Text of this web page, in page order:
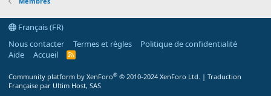
Français (FR)
Nous contacter
Termes et règles
Politique de confidentialité
Aide
Accueil
R
Community platform by XenForo® © 2010-2024 XenForo Ltd. | Traduction
Française par Ultim Host, SAS